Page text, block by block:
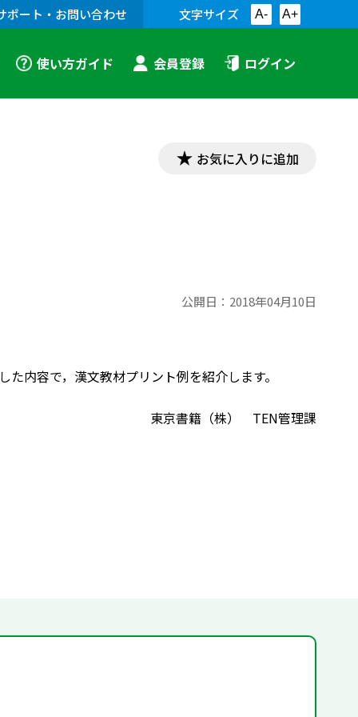
ポート・お問い合わせ 文字サイズ A- A+
使い方ガイド 会員登録 ログイン
お気に入りに追加
公開日： 2018年04月10日
内容で，漢文教材プリント例を紹介します。
東京書籍（株） TEN管理課